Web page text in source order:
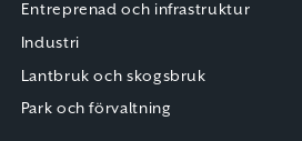
Entreprenad och infrastruktur
Industri
Lantbruk och skogsbruk
Park och förvaltning